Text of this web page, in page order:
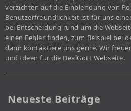
verzichten auf die Einblendung von
Benutzerfreundlichkeit ist für uns
bei Entscheidung rund um die
einen Fehler finden, zum Beispiel bei
dann kontaktiere uns gerne. Wir
und Ideen für die DealGott Webseite.
Neueste Beiträge